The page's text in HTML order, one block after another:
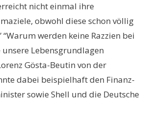
nicht einmal ihre
obwohl diese schon völlig
werden keine Razzien bei
Lebensgrundlagen
Gösta-Beutin von der
dabei beispielhaft den Finanz-
sowie Shell und die Deutsche